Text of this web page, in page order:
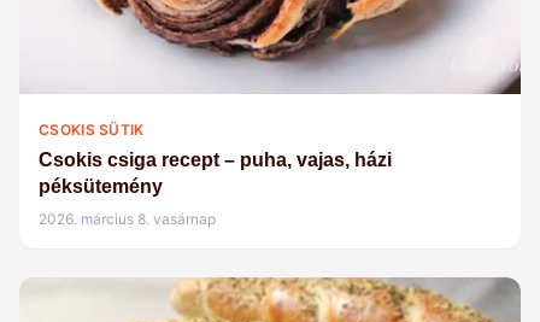
CSOKIS SÜTIK
Csokis csiga recept – puha, vajas, házi
péksütemény
2026. március 8. vasárnap